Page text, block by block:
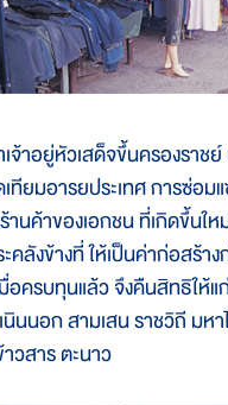
อยู่หัวเสด็จขึ้นครองราชย์
ยมอารยประเทศ การซ่อ
านค้าของเอกชน ที่เกิดขึ้น
งข้างที่ ให้เป็นค่าก่อสร้าง
อครบทุนแล้ว จึงคืนสิทธิให้
นินนอก สามเสน ราชวิถี
วสาร ตะนาว